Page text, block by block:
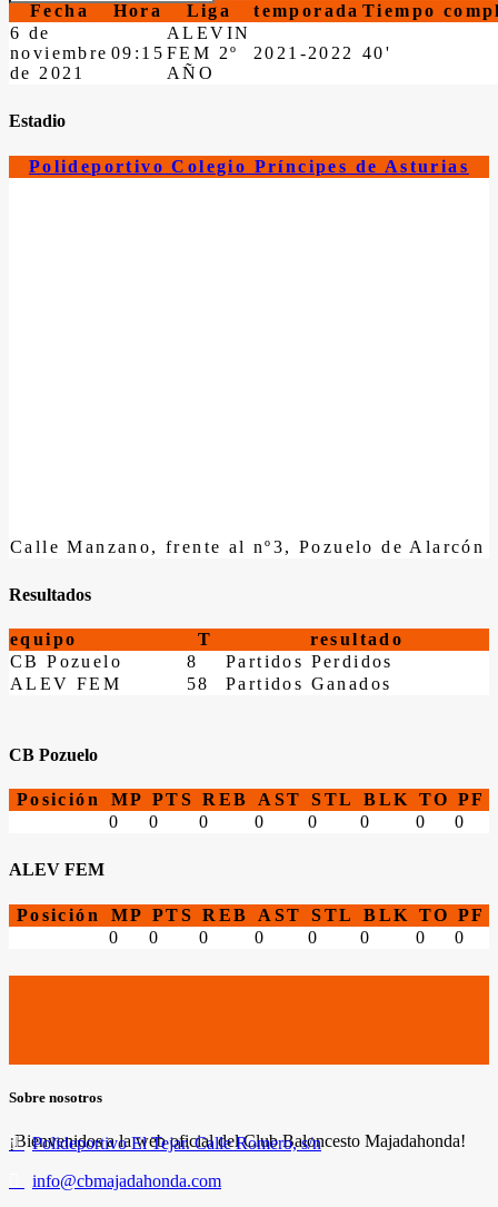
Fecha Hora Liga temporada Tiempo
6 de
noviembre
de 2021
09:15
ALEVIN
FEM 2º
AÑO
2021-2022 40'
Estadio
Polideportivo Colegio Príncipes de Asturias
Calle Manzano, frente al nº3, Pozuelo de Alarcón
Resultados
equipo T
resultado
CB Pozuelo
8
Partidos Perdidos
ALEV FEM
58 Partidos Ganados
CB Pozuelo
Posición MP PTS REB AST STL BLK TO PF
0
0 0 0 0 0 0 0
ALEV FEM
Posición MP PTS REB AST STL BLK TO PF
0
0 0 0 0 0 0 0
Sobre nosotros
¡Bienvenidos a la web oficial del Club Baloncesto Majadahonda!
Polideportivo El Tejar. Calle Romero, s/n
info@cbmajadahonda.com